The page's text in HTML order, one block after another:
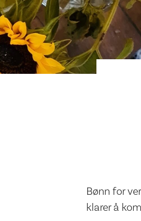
Bønn for
klarer å